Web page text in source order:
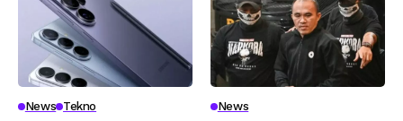
News Tekno News